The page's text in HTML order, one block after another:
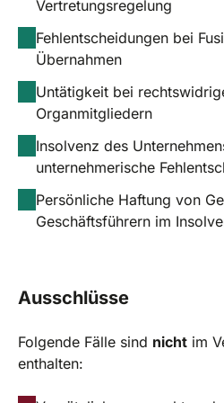
Vertretungsregelung
Fehlentscheidungen bei
Übernahmen
Untätigkeit bei
Organmitgliedern
Insolvenz des
unternehmerische
Persönliche Haftung von
Geschäftsführern im
Ausschlüsse
Folgende Fälle sind nicht im
enthalten: